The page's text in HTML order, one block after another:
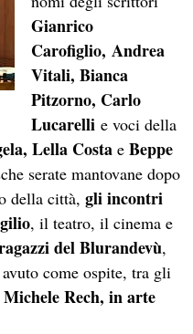
Gianrico
Carofiglio, Andrea
Vitali, Bianca
Pitzorno, Carlo
Lucarelli e voci della
Lella Costae Beppe
serate mantovane dopo
della città,gli incontri
, il teatro, il cinema e
del Blurandevù,
come ospite, tra gli
Michele Rech, in arte